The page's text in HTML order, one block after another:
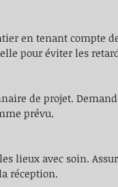
en tenant compte
pour éviter les
de projet.
prévu.
lieux avec soin.
réception.